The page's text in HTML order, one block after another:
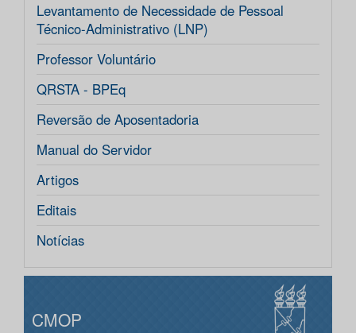
Levantamento de Necessidade de Pessoal
Técnico-Administrativo (LNP)
Professor Voluntário
QRSTA - BPEq
Reversão de Aposentadoria
Manual do Servidor
Artigos
Editais
Notícias
CMOP